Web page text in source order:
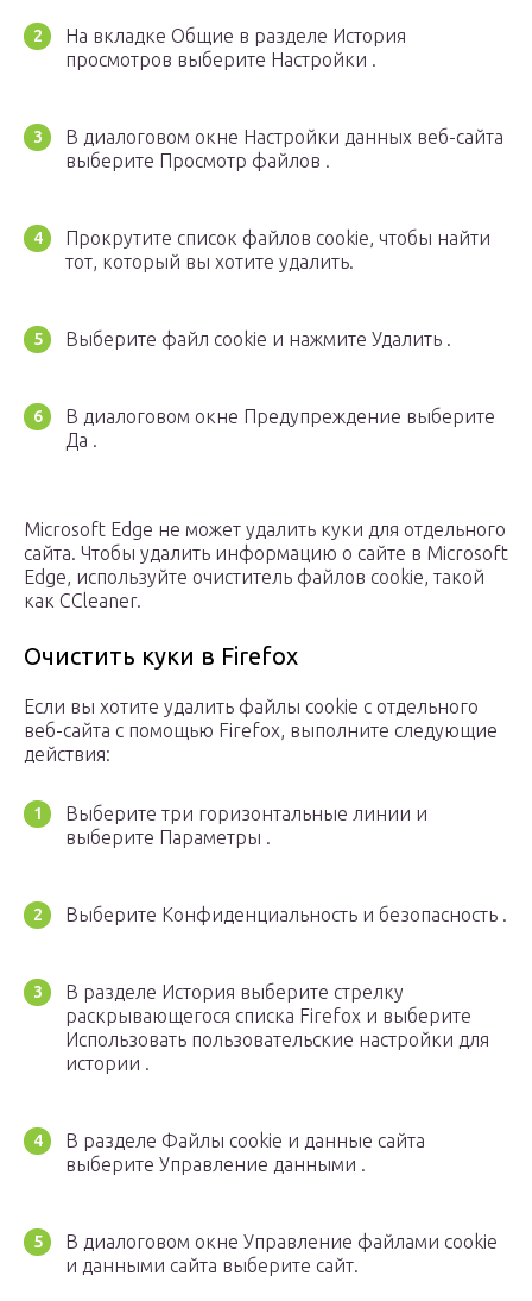
На вкладке Общие в разделе История
просмотров выберите Настройки .
В диалоговом окне Настройки данных веб-сайта
выберите Просмотр файлов .
Прокрутите список файлов cookie, чтобы найти
тот, который вы хотите удалить.
Выберите файл cookie и нажмите Удалить .
В диалоговом окне Предупреждение выберите
Да .
Microsoft Edge не может удалить куки для отдельного
сайта. Чтобы удалить информацию о сайте в Microsoft
Edge, используйте очиститель файлов cookie, такой
как CCleaner.
Очистить куки в Firefox
Если вы хотите удалить файлы cookie с отдельного
веб-сайта с помощью Firefox, выполните следующие
действия:
Выберите три горизонтальные линии и
выберите Параметры .
Выберите Конфиденциальность и безопасность .
В разделе История выберите стрелку
раскрывающегося списка Firefox и выберите
Использовать пользовательские настройки для
истории .
В разделе Файлы cookie и данные сайта
выберите Управление данными .
В диалоговом окне Управление файлами cookie
и данными сайта выберите сайт.